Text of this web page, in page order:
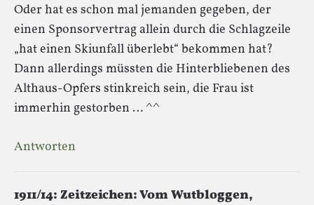
Oder hat es schon mal jemanden gegeben, der
einen Sponsorvertrag allein durch die Schlagzeile
„hat einen Skiunfall überlebt“ bekommen hat?
Dann allerdings müssten die Hinterbliebenen des
Althaus-Opfers stinkreich sein, die Frau ist
immerhin gestorben … ^^
Antworten
1911/14: Zeitzeichen: Vom Wutbloggen,